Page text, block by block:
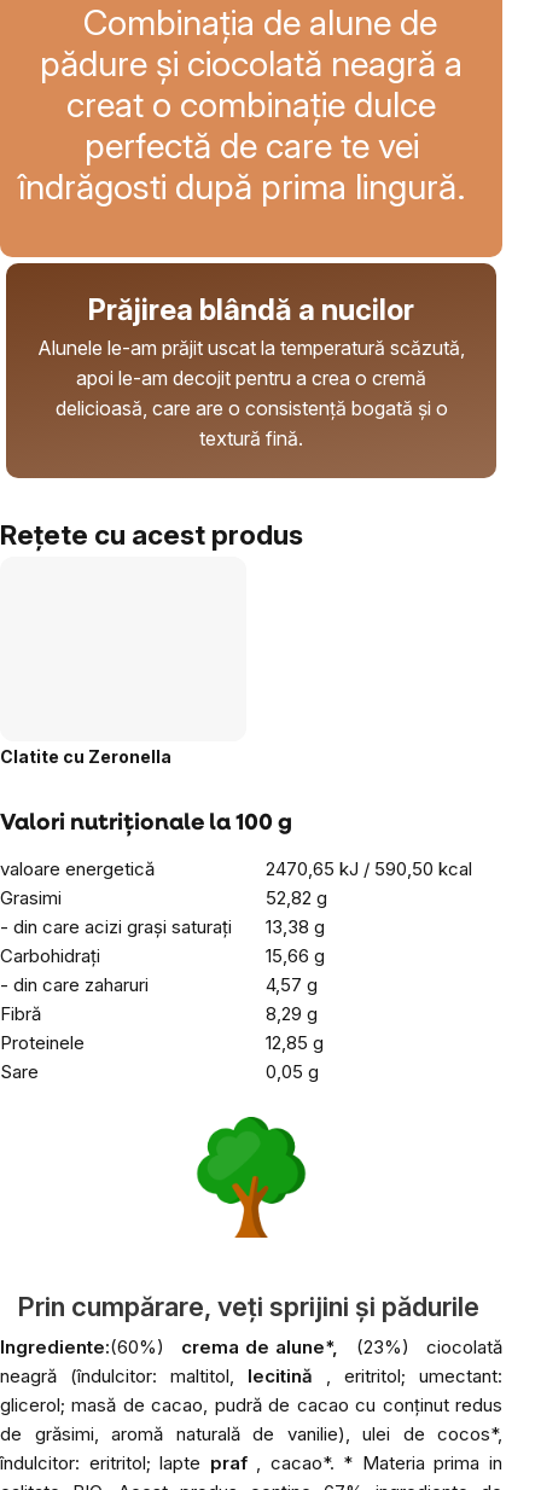
Combinația de alune de
pădure și ciocolată neagră a
creat o combinație dulce
perfectă de care te vei
îndrăgosti după prima lingură.
Prăjirea blândă a nucilor
Alunele le-am prăjit uscat la temperatură scăzută,
apoi le-am decojit pentru a crea o cremă
delicioasă, care are o consistență bogată și o
textură fină.
Rețete cu acest produs
Clatite cu Zeronella
Valori nutriționale la 100 g
valoare energetică
2470,65 kJ / 590,50 kcal
Grasimi
52,82 g
- din care acizi grași saturați
13,38 g
Carbohidrați
15,66 g
- din care zaharuri
4,57 g
Fibră
8,29 g
Proteinele
12,85 g
Sare
0,05 g
Prin cumpărare, veți sprijini și pădurile
Ingrediente:(60%) crema de alune*, (23%)
ciocolată
neagră (îndulcitor: maltitol,
lecitină
, eritritol; umectant:
glicerol; masă de cacao, pudră de cacao cu conținut redus
de grăsimi, aromă naturală de vanilie), ulei de cocos*,
îndulcitor: eritritol; lapte praf , cacao*. * Materia prima in